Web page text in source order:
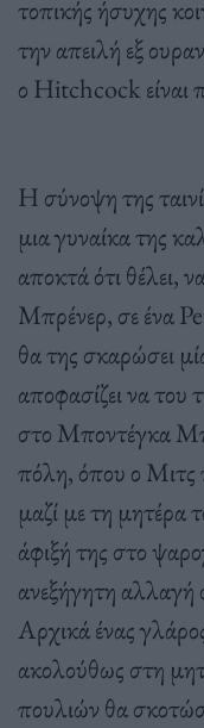
τοπικής ήσυχης
την απειλή εξ
ο Hitchcock είναι
Η σύνοψη της
μια γυναίκα της
αποκτά ότι θέλει,
Μπρένερ, σε ένα
θα της σκαρώσει
αποφασίζει να του
στο Μποντέγκα
πόλη, όπου ο Μιτς
μαζί με τη μητέρα
άφιξή της στο
ανεξήγητη
Αρχικά ένας
ακολούθως στη
πουλιών θα